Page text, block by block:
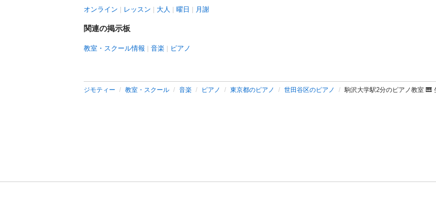
オンライン レッスン 大人 曜日 月謝
関連の掲示板
教室・スクール情報 音楽 ピアノ
ジモティー 教室・スクール 音楽 ピアノ 東京都のピアノ 世田谷区のピアノ 駒沢大学駅2分のピアノ教室 🎹